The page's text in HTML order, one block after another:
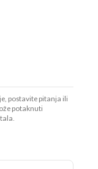
postavite pitanja ili
potaknuti